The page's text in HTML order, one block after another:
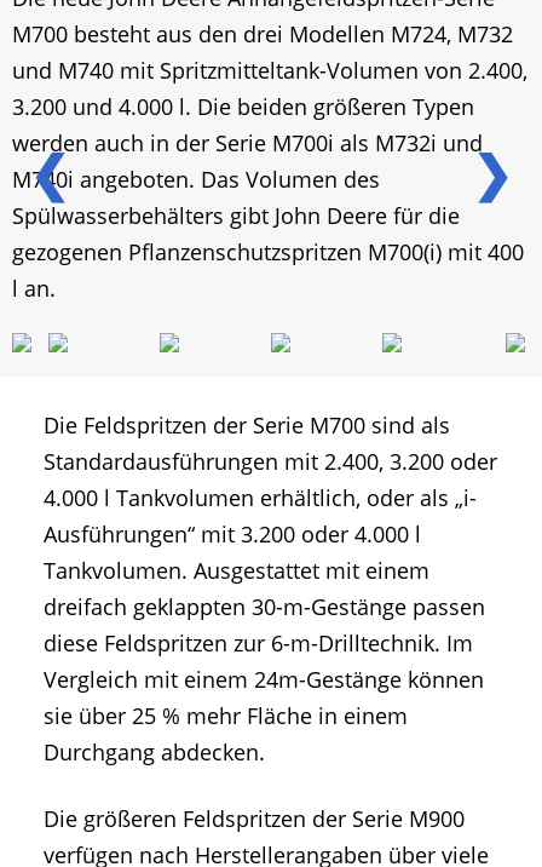
❮ ❯
M700 besteht aus den drei Modellen M724, M732
und M740 mit Spritzmitteltank-Volumen von 2.400,
3.200 und 4.000 l. Die beiden größeren Typen
werden auch in der Serie M700i als M732i und
M740i angeboten. Das Volumen des
Spülwasserbehälters gibt John Deere für die
gezogenen Pflanzenschutzspritzen M700(i) mit 400
l an.
Die Feldspritzen der Serie M700 sind als
Standardausführungen mit 2.400, 3.200 oder
4.000 l Tankvolumen erhältlich, oder als „i-
Ausführungen“ mit 3.200 oder 4.000 l
Tankvolumen. Ausgestattet mit einem
dreifach geklappten 30-m-Gestänge passen
diese Feldspritzen zur 6-m-Drilltechnik. Im
Vergleich mit einem 24m-Gestänge können
sie über 25 % mehr Fläche in einem
Durchgang abdecken.
Die größeren Feldspritzen der Serie M900
verfügen nach Herstellerangaben über viele